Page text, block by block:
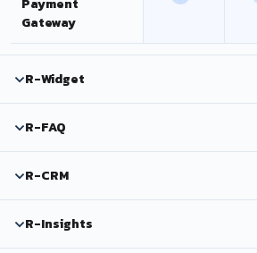
Payment
Gateway
R-Widget
R-FAQ
R-CRM
R-Insights